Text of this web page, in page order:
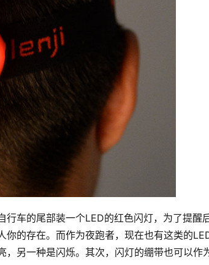
车的尾部装一个LED的红色闪灯，为了提醒
的存在。而作为夜跑者，现在也有这类的
另一种是闪烁。其次，闪灯的绷带也可以作